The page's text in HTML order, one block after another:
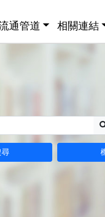
通管道 相關連結
尋